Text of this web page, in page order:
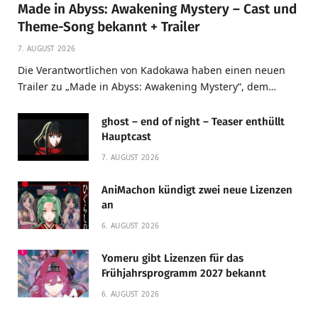
Made in Abyss: Awakening Mystery – Cast und
Theme-Song bekannt + Trailer
7. AUGUST 2026
Die Verantwortlichen von Kadokawa haben einen neuen
Trailer zu „Made in Abyss: Awakening Mystery“, dem…
ghost – end of night – Teaser enthüllt
Hauptcast
7. AUGUST 2026
AniMachon kündigt zwei neue Lizenzen
an
6. AUGUST 2026
Yomeru gibt Lizenzen für das
Frühjahrsprogramm 2027 bekannt
6. AUGUST 2026